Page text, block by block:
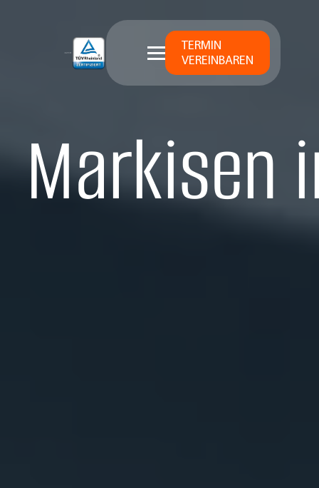
TERMIN
VEREINBAREN
Markisen